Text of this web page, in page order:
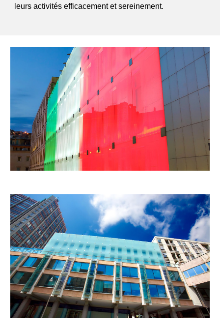
leurs activités efficacement et sereinement.